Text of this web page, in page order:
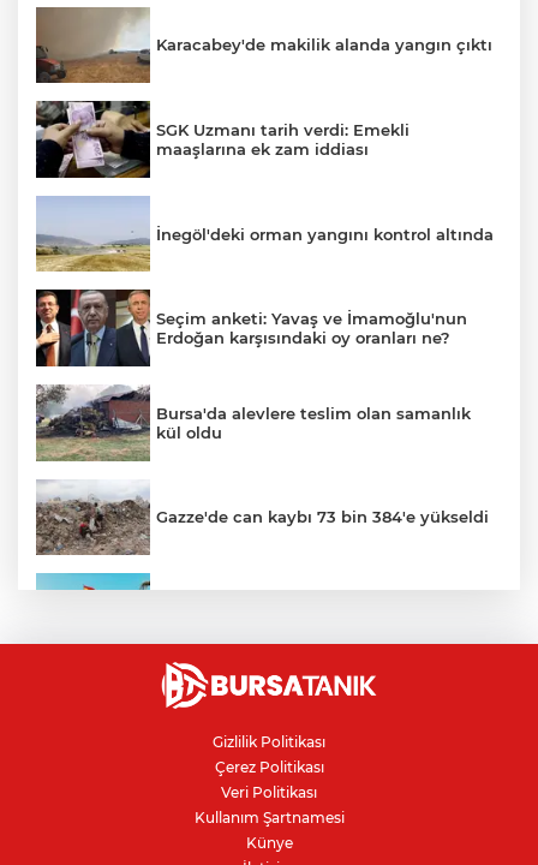
Karacabey'de makilik alanda yangın çıktı
SGK Uzmanı tarih verdi: Emekli
maaşlarına ek zam iddiası
İnegöl'deki orman yangını kontrol altında
Seçim anketi: Yavaş ve İmamoğlu'nun
Erdoğan karşısındaki oy oranları ne?
Bursa'da alevlere teslim olan samanlık
kül oldu
Gazze'de can kaybı 73 bin 384'e yükseldi
İnegöllü girişimciden bağış
dolandırıcılığına karşı dijital çözüm
Bursa'da parkta sıra dışı buluşma: Tilki,
kedi ve kirpi aynı karede
Gizlilik Politikası
Çerez Politikası
Veri Politikası
Kullanım Şartnamesi
Künye